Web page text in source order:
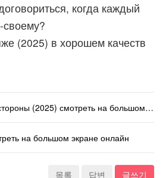
когда каждый
своему?
(2025) в хорошем качеств
(2025) смотреть на большом экране онлайн
на большом экране онлайн
목록 답변 글쓰기